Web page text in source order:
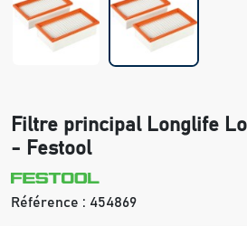
Filtre principal Longlife
- Festool
Référence : 454869